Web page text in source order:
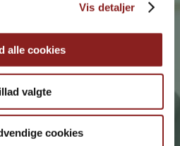
Vis detaljer
alle cookies
valgte
cookies